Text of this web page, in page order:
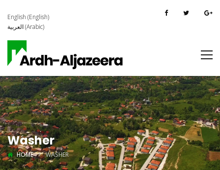
English (English)
العربية(Arabic)
Washer
HOME WASHER